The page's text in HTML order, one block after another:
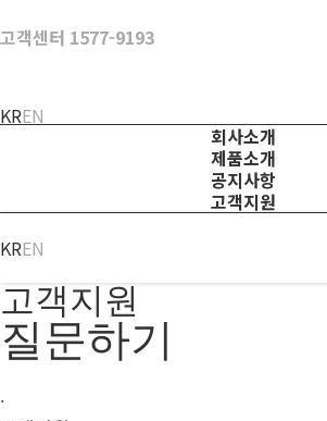
to
고객센터 1577-9193
KREN
회사소개
제품소개
공지사항
고객지원
KREN
고객지원
질문하기
·